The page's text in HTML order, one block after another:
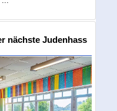
nächste Judenhass